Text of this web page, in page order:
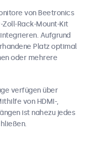
von Beetronics
Zoll-Rack-Mount-Kit
Aufgrund
Platz optimal
oder mehrere
verfügen über
von HDMI-,
ist nahezu jedes